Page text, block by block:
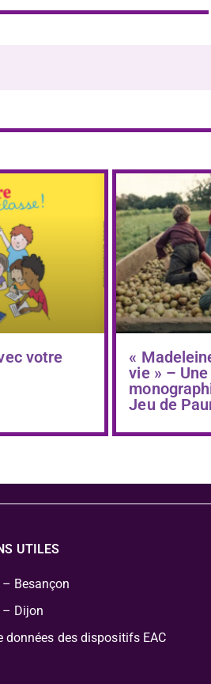
votre
«
vie » –
Jeu de
UTILES
– Besançon
– Dijon
données des dispositifs EAC